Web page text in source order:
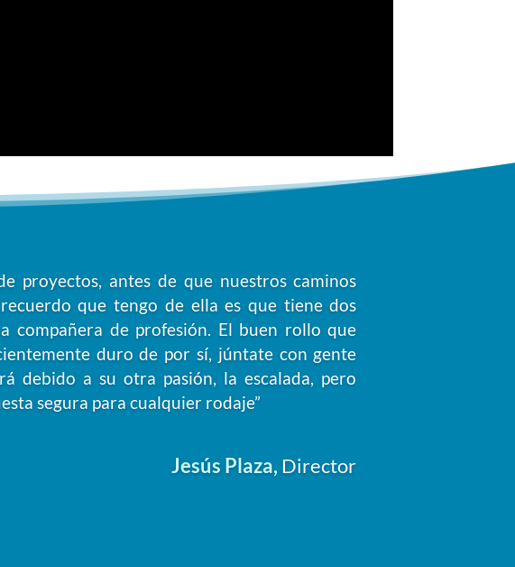
proyectos, antes de que nuestros caminos
que tengo de ella es que tiene dos
compañera de profesión. El buen rollo que
duro de por sí, júntate con gente
debido a su otra pasión, la escalada, pero
segura para cualquier rodaje”
Jesús Plaza, Director